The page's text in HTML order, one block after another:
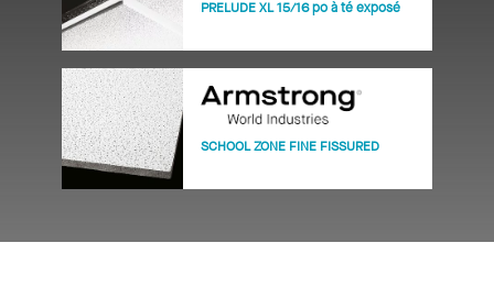
PRELUDE XL 15/16 po à té exposé
SCHOOL ZONE FINE FISSURED